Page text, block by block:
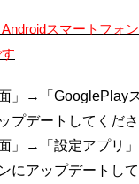
Androidスマートフォ
面」→「GooglePlay
プデートしてくだ
面」→「設定アプリ
にアップデートし